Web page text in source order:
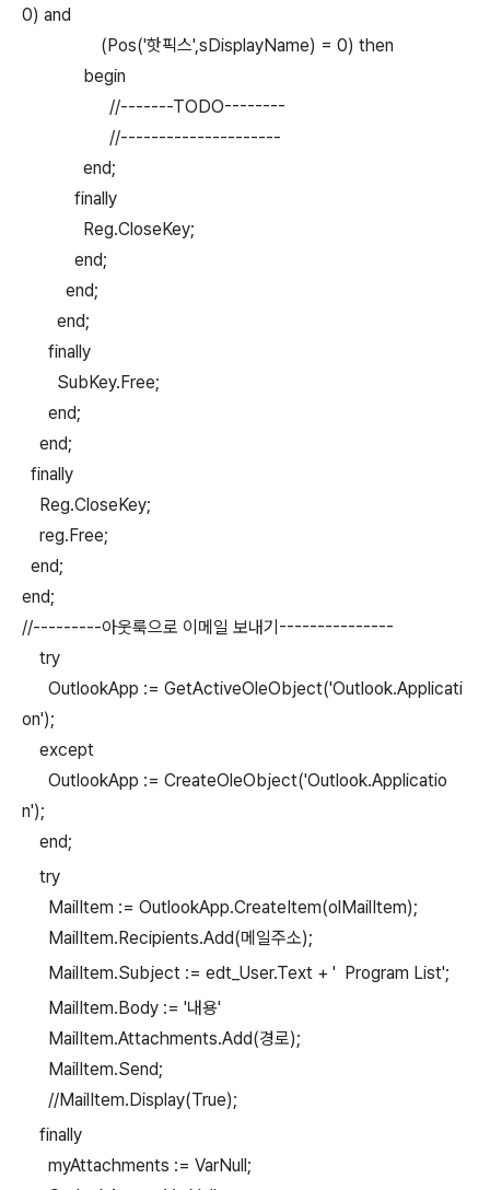
0) and
(Pos('핫픽스',sDisplayName) = 0) then
begin
//-------TODO--------
//---------------------
end;
finally
Reg.CloseKey;
end;
end;
end;
finally
SubKey.Free;
end;
end;
finally
Reg.CloseKey;
reg.Free;
end;
end;
//---------아웃룩으로 이메일 보내기---------------
try
OutlookApp := GetActiveOleObject('Outlook.Applicati
on');
except
OutlookApp := CreateOleObject('Outlook.Applicatio
n');
end;
try
MailItem := OutlookApp.CreateItem(olMailItem);
MailItem.Recipients.Add(메일주소);
MailItem.Subject := edt_User.Text + ' Program List';
MailItem.Body := '내용'
MailItem.Attachments.Add(경로);
MailItem.Send;
//MailItem.Display(True);
finally
myAttachments := VarNull;